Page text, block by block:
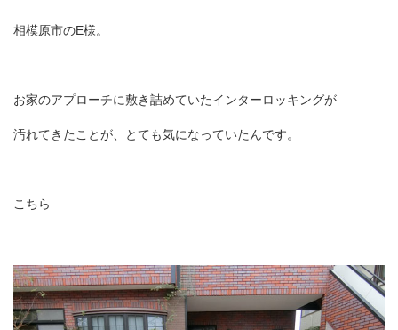
相模原市のE様。
お家のアプローチに敷き詰めていたインターロッキングが
汚れてきたことが、とても気になっていたんです。
こちら